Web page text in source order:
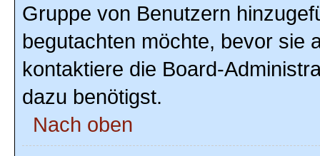
Gruppe von Benutzern
begutachten möchte, bevor sie
kontaktiere die Board-
dazu benötigst.
Nach oben